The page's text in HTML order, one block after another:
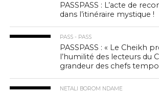
PASSPASS : L’acte de
dans l’itinéraire mystique !
PASS - PASS
PASSPASS : « Le Cheikh
l’humilité des lecteurs du
grandeur des chefs
NETALI BOROM NDAME